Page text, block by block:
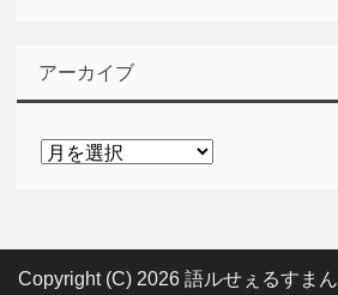
ー
アーカイブ
ア
ブ
Copyright (C) 2026 語ルせぇるすまん